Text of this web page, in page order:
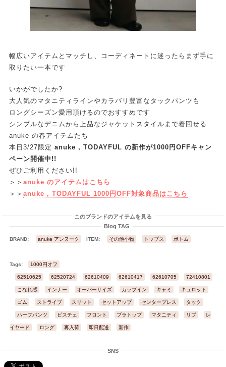
幅広いアイテムとマッチし、コーディネートに迷ったらまず手に
取りたい一本です
いかがでしたか?
大人気のマタニティラインやカラバリ豊富なタックパンツも
ロングシーズン愛用頂けるのでおすすめです
シンプルなデニムから上品なジャケットスタイルまで着回せる
anuke の春アイテムたち
本日3/27限定 anuke , TODAYFUL の新作が1000円OFFキャン
ペーン開催中!!
ぜひご利用ください!!
＞＞ anuke のアイテムはこちら
＞＞ anuke , TODAYFUL 1000円OFF対象商品はこちら
このブランドのアイテムを見る
Blog TAG
BRAND: anuke アンヌーク ITEM: その他小物 トップス ボトム
Tags: 1000円オフ
62510625 62520724 62610409 62610417 62610705 72410801
こなれ感 インナー オーバーサイズ カップイン キャミ キュロット
ゴム ストライプ スリット セットアップ センタープレス タック
ハーフパンツ ビスチェ フロント ブラトップ マタニティ リブ レ
イヤード ロング 再入荷 即日配送 新作
SNS